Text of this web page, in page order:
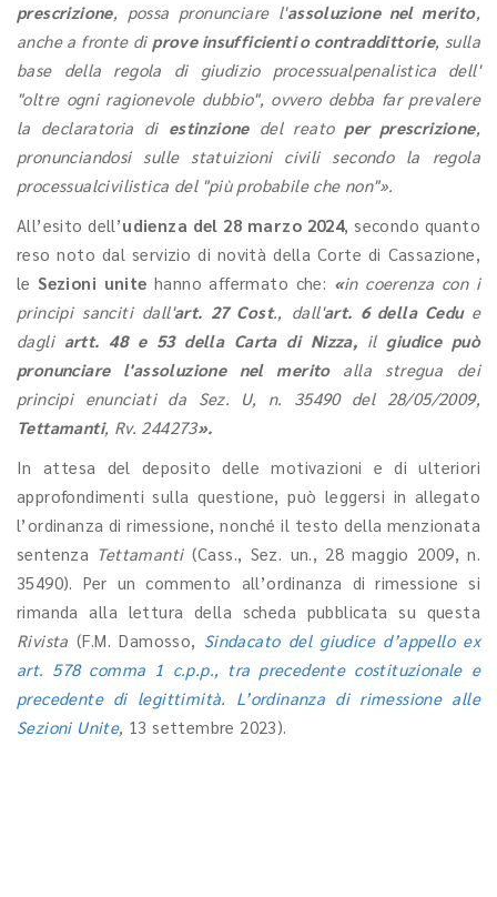
prescrizione, possa pronunciare l'assoluzione nel merito,
anche a fronte di prove insufficienti o contraddittorie, sulla
base della regola di giudizio processualpenalistica dell'
"oltre ogni ragionevole dubbio", ovvero debba far prevalere
la declaratoria di estinzionedel reato per prescrizione,
pronunciandosi sulle statuizioni civili secondo la regola
processualcivilistica del "più probabile che non"».
All’esito dell’udienza del 28 marzo 2024, secondo quanto
reso noto dal servizio di novità della Corte di Cassazione,
leSezioni unite hanno affermato che: «in coerenza con i
principi sanciti dall'art. 27 Cost., dall'art. 6 della Cedu e
dagliartt. 48 e 53 della Carta di Nizza, ilgiudice può
pronunciare l'assoluzione nel merito alla stregua dei
principi enunciati da Sez. U, n. 35490 del 28/05/2009,
Tettamanti, Rv. 244273».
In attesa del deposito delle motivazioni e di ulteriori
approfondimenti sulla questione, può leggersi in allegato
l’ordinanza di rimessione, nonché il testo della menzionata
sentenza Tettamanti (Cass., Sez. un., 28 maggio 2009, n.
35490). Per un commento all’ordinanza di rimessione si
rimanda alla lettura della scheda pubblicata su questa
Rivista (F.M. Damosso, Sindacato del giudice d’appello ex
art. 578 comma 1 c.p.p., tra precedente costituzionale e
precedente di legittimità. L’ordinanza di rimessione alle
Sezioni Unite, 13 settembre 2023).